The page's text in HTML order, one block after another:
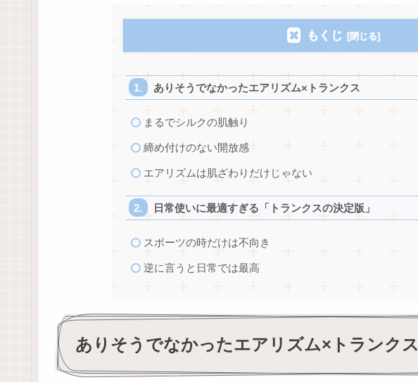
もくじ
ありそうでなかったエアリズム×トランクス
まるでシルクの肌触り
締め付けのない開放感
エアリズムは肌ざわりだけじゃない
日常使いに最適すぎる「トランクスの決定版」
スポーツの時だけは不向き
逆に言うと日常では最高
ありそうでなかったエアリズム×トランクス